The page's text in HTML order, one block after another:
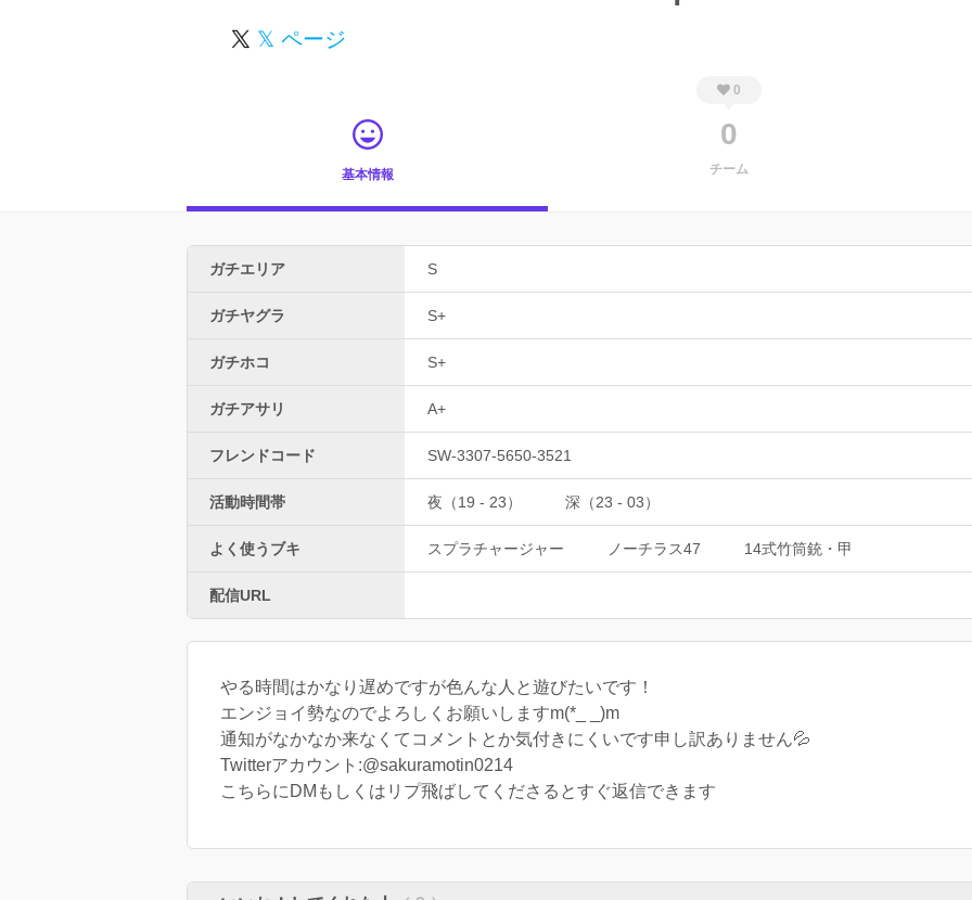
𝕏 ページ
基本情報
0
0
チーム
ガチエリア S
ガチヤグラ S+
ガチホコ S+
ガチアサリ A+
フレンドコード SW-3307-5650-3521
活動時間帯 夜（19 - 23） 深（23 - 03）
よく使うブキ スプラチャージャー ノーチラス47 14式竹筒銃・甲
配信URL
やる時間はかなり遅めですが色んな人と遊びたいです！
エンジョイ勢なのでよろしくお願いしますm(*_ _)m
通知がなかなか来なくてコメントとか気付きにくいです申し訳ありません💦
Twitterアカウント:@sakuramotin0214
こちらにDMもしくはリプ飛ばしてくださるとすぐ返信できます